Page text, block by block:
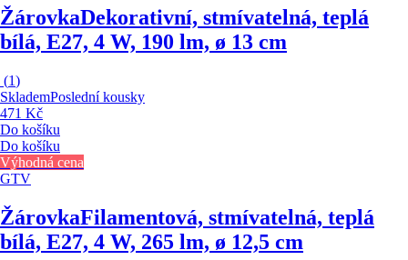
ŽárovkaDekorativní, stmívatelná, teplá
bílá, E27, 4 W, 190 lm, ø 13 cm
(1)
SklademPoslední kousky
471 Kč
Do košíku
Do košíku
Výhodná cena
GTV
ŽárovkaFilamentová, stmívatelná, teplá
bílá, E27, 4 W, 265 lm, ø 12,5 cm